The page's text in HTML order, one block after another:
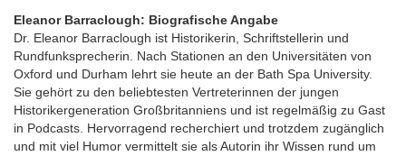
Eleanor Barraclough: Biografische Angabe
Dr. Eleanor Barraclough ist Historikerin, Schriftstellerin und
Rundfunksprecherin. Nach Stationen an den Universitäten von
Oxford und Durham lehrt sie heute an der Bath Spa University.
Sie gehört zu den beliebtesten Vertreterinnen der jungen
Historikergeneration Großbritanniens und ist regelmäßig zu Gast
in Podcasts. Hervorragend recherchiert und trotzdem zugänglich
und mit viel Humor vermittelt sie als Autorin ihr Wissen rund um